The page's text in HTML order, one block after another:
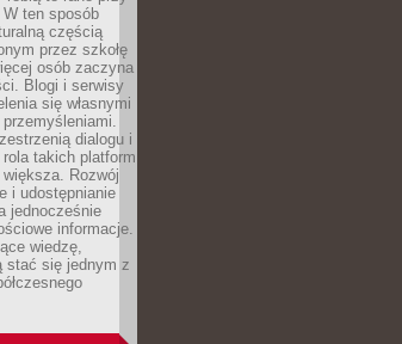
ten sposób
częścią
przez szkołę
osób zaczyna
Blogi i serwisy
się własnymi
dialogu i
takich platform
Rozwój
i udostępnianie
jednocześnie
informacje.
wiedzę,
stać się jednym z